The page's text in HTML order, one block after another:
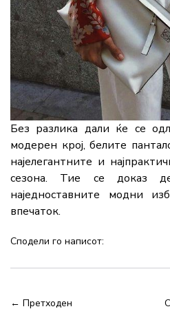
Без разлика дали ќе се
модерен крој, белите
најелегантните и
сезона. Тие се доказ
наједноставните модни
впечаток.
Сподели го написот:
← Претходен